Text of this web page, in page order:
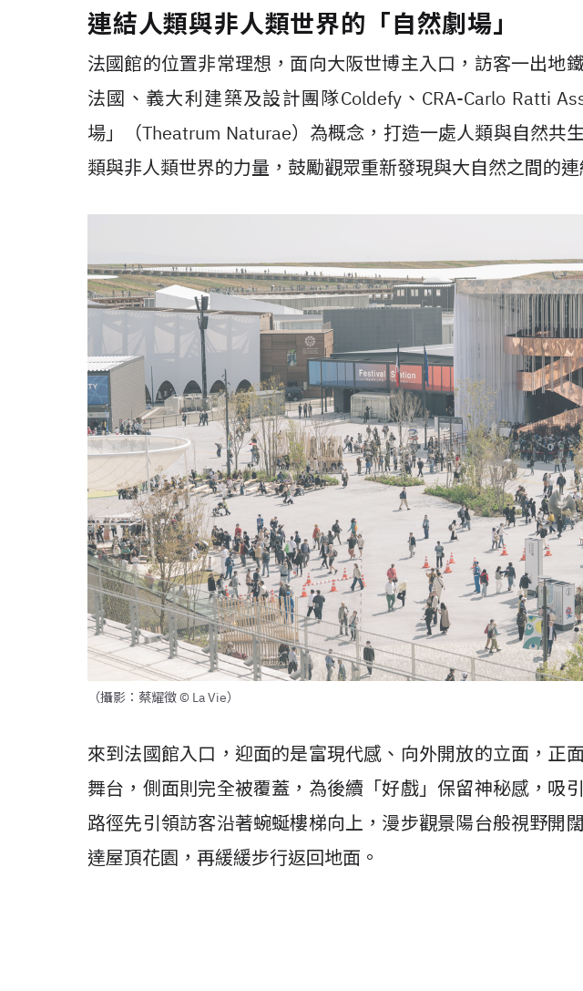
連結人類與非人類世界的「自然劇場」
法國館的位置非常理想，面向大阪世博主入口，訪客一出地
法國、義大利建築及設計團隊Coldefy、 CRA-Carlo Ratti
場」（Theatrum Naturae）為概念，打造一處人類與自然共
類與非人類世界的力量，鼓勵觀眾重新發現與大自然之間的連
（攝影：蔡耀徵 © La Vie）
來到法國館入口，迎面的是富現代感、向外開放的立面，正
舞台，側面則完全被覆蓋，為後續「好戲」保留神秘感，吸
路徑先引領訪客沿著蜿蜒樓梯向上，漫步觀景陽台般視野開
達屋頂花園，再緩緩步行返回地面。